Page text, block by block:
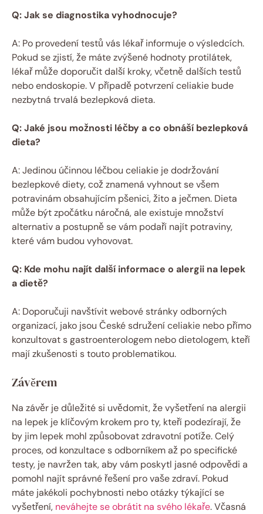
Q: Jak se diagnostika vyhodnocuje?
A: Po provedení testů vás lékař informuje o výsledcích.
Pokud se zjistí, že máte zvýšené hodnoty protilátek,
lékař může doporučit další kroky, včetně dalších testů
nebo endoskopie. V případě potvrzení celiakie bude
nezbytná trvalá bezlepková dieta.
Q: Jaké jsou možnosti léčby a co obnáší bezlepková
dieta?
A: Jedinou účinnou léčbou celiakie je dodržování
bezlepkové diety, což znamená vyhnout se všem
potravinám obsahujícím pšenici, žito a ječmen. Dieta
může být zpočátku náročná, ale existuje množství
alternativ a postupně se vám podaří najít potraviny,
které vám budou vyhovovat.
Q: Kde mohu najít další informace o alergii na lepek
a dietě?
A: Doporučuji navštívit webové stránky odborných
organizací, jako jsou České sdružení celiakie nebo přímo
konzultovat s gastroenterologem nebo dietologem, kteří
mají zkušenosti s touto problematikou.
Závěrem
Na závěr je důležité si uvědomit, že vyšetření na alergii
na lepek je klíčovým krokem pro ty, kteří podezírají, že
by jim lepek mohl způsobovat zdravotní potíže. Celý
proces, od konzultace s odborníkem až po specifické
testy, je navržen tak, aby vám poskytl jasné odpovědi a
pomohl najít správné řešení pro vaše zdraví. Pokud
máte jakékoli pochybnosti nebo otázky týkající se
vyšetření, neváhejte se obrátit na svého lékaře. Včasná